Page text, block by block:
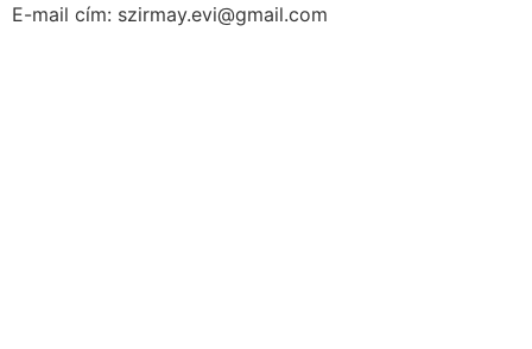
E-mail cím: szirmay.evi@gmail.com